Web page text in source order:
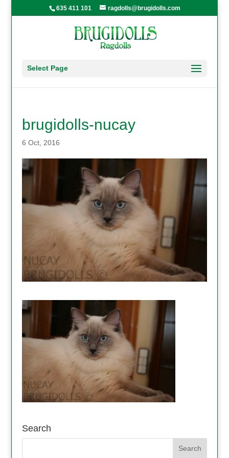
635 411 101 ragdolls@brugidolls.com
Select Page
brugidolls-nucay
6 Oct, 2016
Search